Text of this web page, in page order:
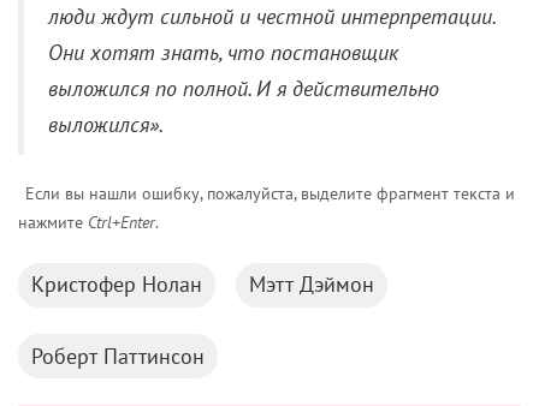
люди ждут сильной и честной интерпретации.
Они хотят знать, что постановщик
выложился по полной. И я действительно
выложился».
Если вы нашли ошибку, пожалуйста, выделите фрагмент текста и
нажмите Ctrl+Enter.
Кристофер Нолан Мэтт Дэймон
Роберт Паттинсон